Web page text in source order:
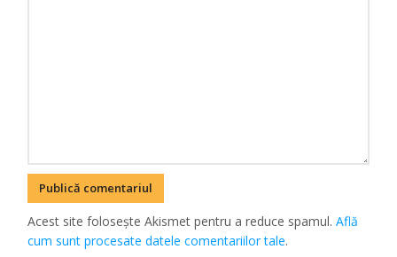
Acest site folosește Akismet pentru a reduce spamul.Află
cum sunt procesate datele comentariilor tale.